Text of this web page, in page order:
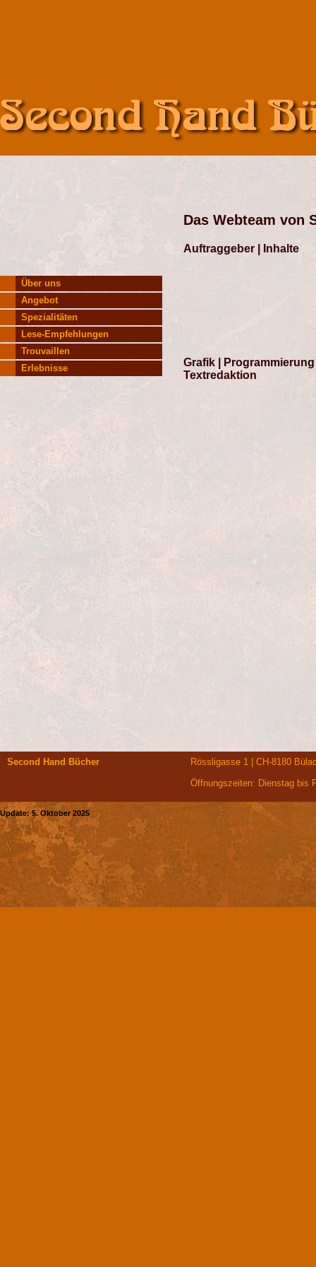
Über uns
Angebot
Spezialitäten
Lese-Empfehlungen
Trouvaillen
Erlebnisse
Das Webteam von
Auftraggeber | Inhalte
Grafik | Programmierung
Textredaktion
Second Hand Bücher
Rössligasse 1 | CH-8180
Öffnungszeiten: Dienstag bis
Update: 5. Oktober 2025